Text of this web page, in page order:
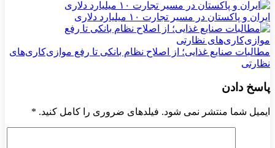
ایران و پاکستان در مسیر تجارت ۱۰ میلیارد دلاری
مطالبات صنایع غذایی؛ از اصلاح نظام بانکی تا رفع موازی‌کاری‌های
نظارتی
پاسخ دادن
ایمیل شما منتشر نمی شود. فیلدهای ضروری را کامل کنید. *